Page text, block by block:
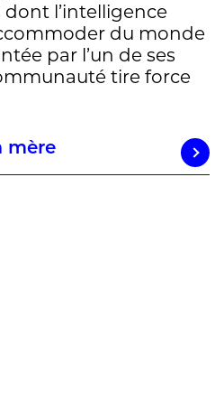
l’intelligence
du monde
par l’un de ses
tire force
mère